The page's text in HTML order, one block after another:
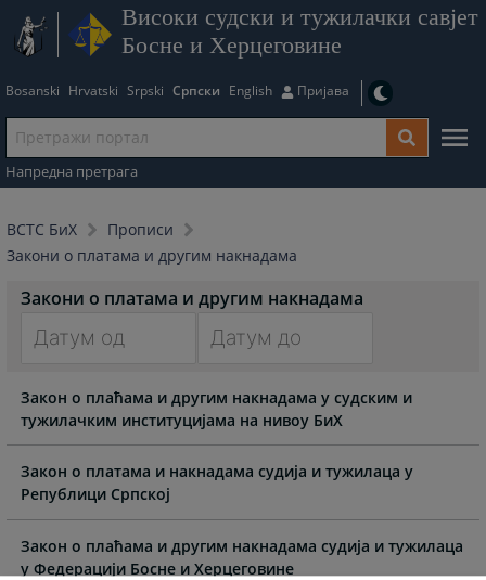
Високи судски и тужилачки савјет
Босне и Херцеговине
Bosanski Hrvatski Srpski Српски English Пријава
Напредна претрага
ВСТС БиХ
Прописи
Закони о платама и другим накнадама
Закони о платама и другим накнадама
forward
to
interact
with
the
calendar
and
select
forward
to
interact
with
calendar
and
select
Закон о плаћама и другим накнадама у судским и
тужилачким институцијама на нивоу БиХ
Закон о платама и накнадама судија и тужилаца у
Републици Српској
Закон о плаћама и другим накнадама судија и тужилаца
у Федерацији Босне и Херцеговине